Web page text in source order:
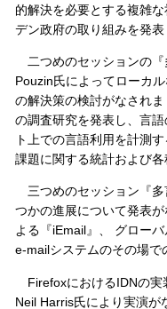
的解決を必要とする複雑
デン政府の取り組みを発表
二つめのセッションの
Pouzin氏によってローカ
の解決策の検討がなされ
の調査研究を発表し、言
ト上での言語利用を計測
課題に関する統計および各
三つめのセッション『多
つかの進展について発表
よる『iEmail』、 グロー
e-mailシステムのその場で
FirefoxにおけるIDNの実
Neil Harris氏により実演が